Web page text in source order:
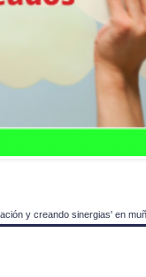
y creando sinergias' en